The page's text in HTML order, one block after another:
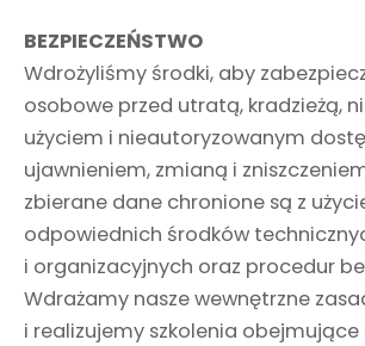
BEZPIECZEŃSTWO
Wdrożyliśmy środki, aby
osobowe przed utratą, kradzieżą,
użyciem i nieautoryzowanym
ujawnieniem, zmianą i
zbierane dane chronione są z
odpowiednich środków
i organizacyjnych oraz procedur
Wdrażamy nasze wewnętrzne
i realizujemy szkolenia